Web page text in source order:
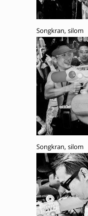
Songkran, silom
Songkran, silom